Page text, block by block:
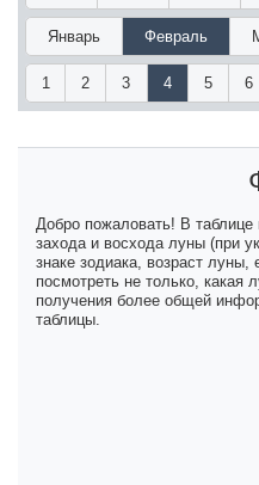
Январь Февраль
1 2 3 4 5 6
Добро пожаловать! В
захода и восхода луны (при
знаке зодиака, возраст
посмотреть не только,
получения более общей
таблицы.